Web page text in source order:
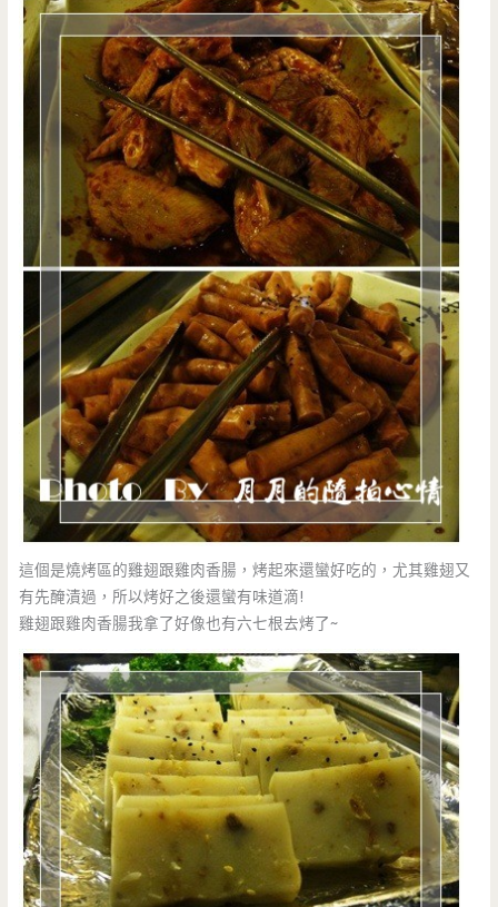
這個是燒烤區的雞翅跟雞肉香腸，烤起來還蠻好吃的，尤其雞翅又
有先醃漬過，所以烤好之後還蠻有味道滴!
雞翅跟雞肉香腸我拿了好像也有六七根去烤了~